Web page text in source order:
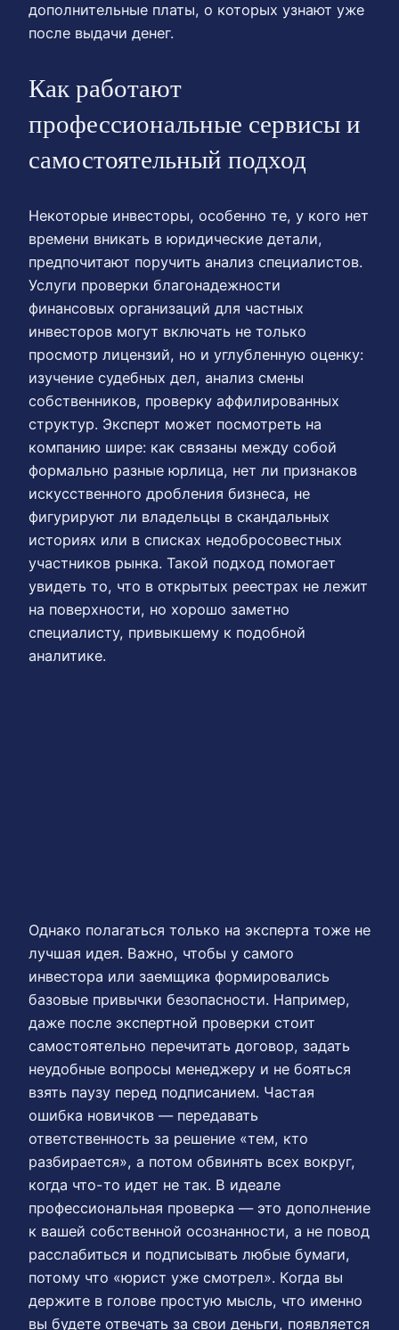
дополнительные платы, о которых узнают уже
после выдачи денег.
Как работают
профессиональные сервисы и
самостоятельный подход
Некоторые инвесторы, особенно те, у кого нет
времени вникать в юридические детали,
предпочитают поручить анализ специалистов.
Услуги проверки благонадежности
финансовых организаций для частных
инвесторов могут включать не только
просмотр лицензий, но и углубленную оценку:
изучение судебных дел, анализ смены
собственников, проверку аффилированных
структур. Эксперт может посмотреть на
компанию шире: как связаны между собой
формально разные юрлица, нет ли признаков
искусственного дробления бизнеса, не
фигурируют ли владельцы в скандальных
историях или в списках недобросовестных
участников рынка. Такой подход помогает
увидеть то, что в открытых реестрах не лежит
на поверхности, но хорошо заметно
специалисту, привыкшему к подобной
аналитике.
Однако полагаться только на эксперта тоже не
лучшая идея. Важно, чтобы у самого
инвестора или заемщика формировались
базовые привычки безопасности. Например,
даже после экспертной проверки стоит
самостоятельно перечитать договор, задать
неудобные вопросы менеджеру и не бояться
взять паузу перед подписанием. Частая
ошибка новичков — передавать
ответственность за решение «тем, кто
разбирается», а потом обвинять всех вокруг,
когда что-то идет не так. В идеале
профессиональная проверка — это дополнение
к вашей собственной осознанности, а не повод
расслабиться и подписывать любые бумаги,
потому что «юрист уже смотрел». Когда вы
держите в голове простую мысль, что именно
вы будете отвечать за свои деньги, появляется